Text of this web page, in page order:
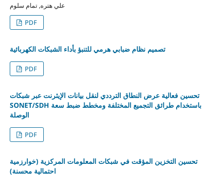
علي هتره, تمام سلوم
PDF
تصميم نظام ضبابي هرمي للتنبؤ بأداء الشبكات الكهربائية
PDF
تحسين فعالية عرض النطاق الترددي لنقل بيانات الإيثرنت عبر شبكات
SONET/SDH باستخدام طرائق التجميع المختلفة ومخطط ضبط سعة
الوصلة
PDF
تحسين التخزين المؤقت في شبكات المعلومات المركزية (خوارزمية
احتمالية محسنة)